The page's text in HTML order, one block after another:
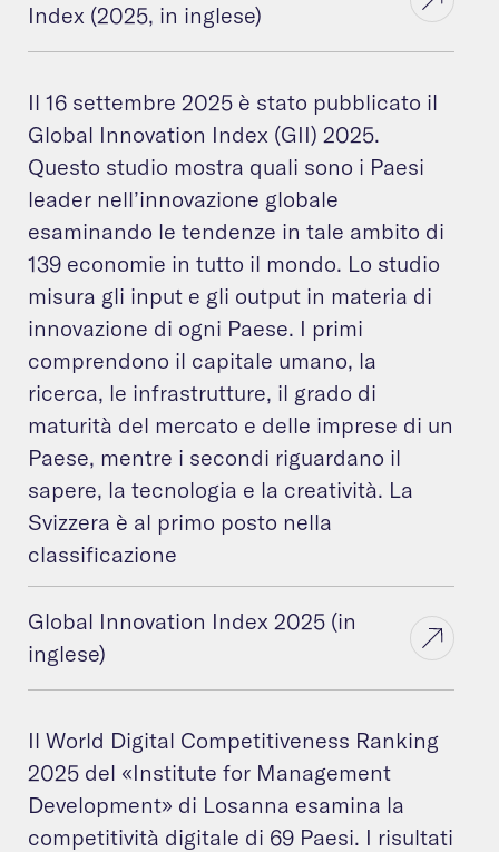
Index (2025, in inglese)
Il 16 settembre 2025 è stato pubblicato il
Global Innovation Index (GII) 2025.
Questo studio mostra quali sono i Paesi
leader nell’innovazione globale
esaminando le tendenze in tale ambito di
139 economie in tutto il mondo. Lo studio
misura gli input e gli output in materia di
innovazione di ogni Paese. I primi
comprendono il capitale umano, la
ricerca, le infrastrutture, il grado di
maturità del mercato e delle imprese di un
Paese, mentre i secondi riguardano il
sapere, la tecnologia e la creatività. La
Svizzera è al primo posto nella
classificazione
Global Innovation Index 2025 (in
inglese)
Il World Digital Competitiveness Ranking
2025 del «Institute for Management
Development» di Losanna esamina la
competitività digitale di 69 Paesi. I risultati